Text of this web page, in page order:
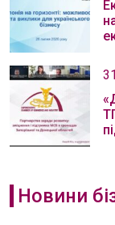
Новини